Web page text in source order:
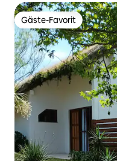
Gäste-Favorit
Gäste-Favorit